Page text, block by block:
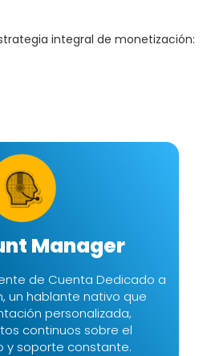
integral de monetización:
Manager
de Cuenta Dedicado a
un hablante nativo que
personalizada,
continuos sobre el
y soporte constante.